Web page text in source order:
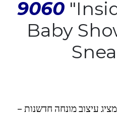
9060
Baby
ה-New Balance 9060 מציג עיצוב מונחה חדשנות –